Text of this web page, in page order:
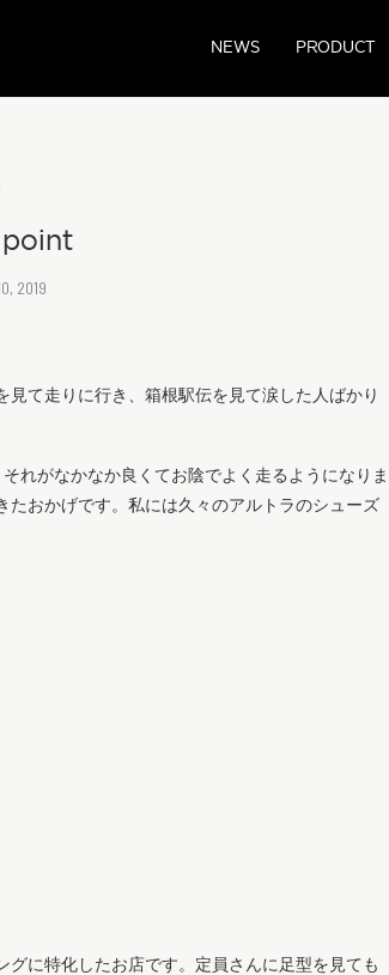
NEWS PRODUCT
point
2019
て走りに行き、箱根駅伝を見て涙した人ばかり
れがなかなか良くてお陰でよく走るようになりま
たおかげです。私には久々のアルトラのシューズ
に特化したお店です。定員さんに足型を見ても